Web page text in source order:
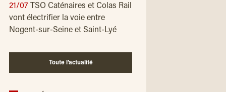
21/07
TSO Caténaires et Colas Rail
vont électrifier la voie entre
Nogent-sur-Seine et Saint-Lyé
Toute l’actualité